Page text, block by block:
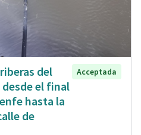
del
el final
hasta la
de
Acceptada